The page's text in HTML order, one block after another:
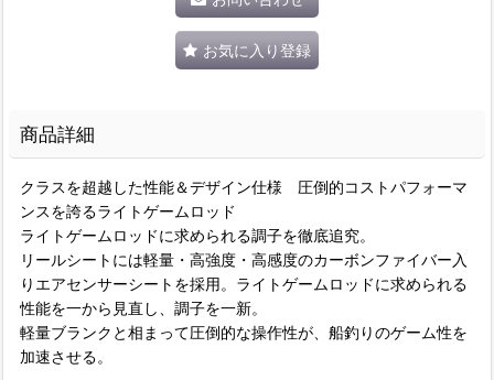
お気に入り登録
商品詳細
クラスを超越した性能＆デザイン仕様 圧倒的コストパフォーマ
ンスを誇るライトゲームロッド
ライトゲームロッドに求められる調子を徹底追究。
リールシートには軽量・高強度・高感度のカーボンファイバー入
りエアセンサーシートを採用。ライトゲームロッドに求められる
性能を一から見直し、調子を一新。
軽量ブランクと相まって圧倒的な操作性が、船釣りのゲーム性を
加速させる。